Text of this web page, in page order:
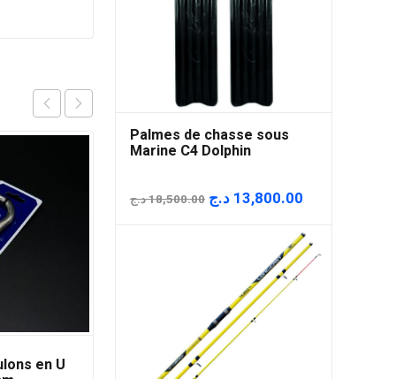
en U Trilux Antifouling pour
Palmes de chasse sous
Marine C4 Dolphin
18,500.00د.ج
Le 13,800.00 د.ج
actuel
est :